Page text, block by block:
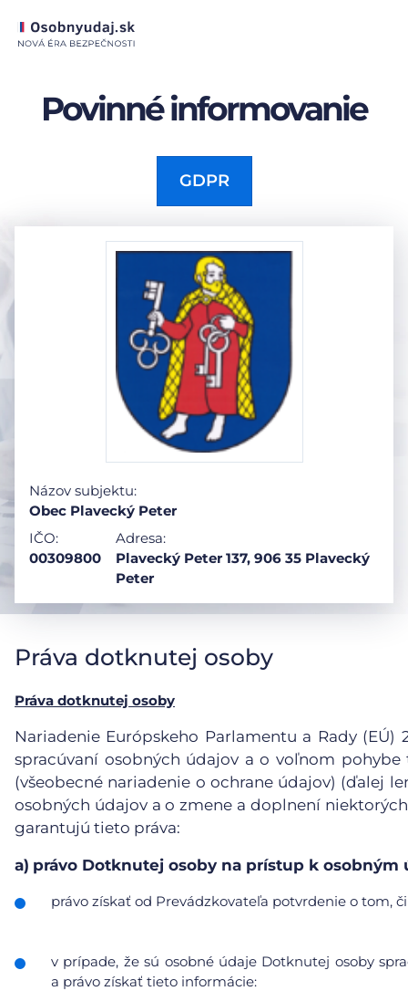
Povinné informovanie
GDPR
Názov subjektu:
Obec Plavecký Peter
IČO:
00309800
Adresa:
Plavecký Peter 137, 906 35 Plavecký
Peter
Práva dotknutej osoby
Práva dotknutej osoby
Nariadenie Európskeho Parlamentu a Rady (EÚ)
spracúvaní osobných údajov a o voľnom
(všeobecné nariadenie o ochrane údajov) (ďalej
osobných údajov a o zmene a doplnení
garantujú tieto práva:
a) právo Dotknutej osoby na prístup k osobným
právo získať od Prevádzkovateľa potvrdenie o tom,
v prípade, že sú osobné údaje Dotknutej osoby
a právo získať tieto informácie: